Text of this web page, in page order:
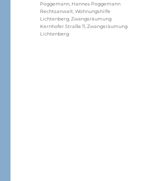
Poggemann Hannes Poggemann
Rechtsanwalt ,Wohnungshilfe
Lichtenberg ,Zwangsräumung
Kernhofer Straße 11 ,Zwangsräumung
Lichtenberg